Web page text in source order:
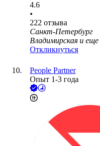
4.6
•
222 отзыва
Санкт-Петербург
Владимирская и еще
Откликнуться
People Partner
Опыт 1-3 года